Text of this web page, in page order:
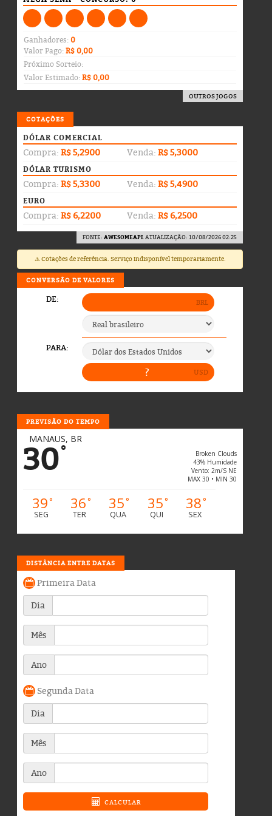
Ganhadores:0
Valor Pago:R$ 0,00
Próximo Sorteio:
Valor Estimado:R$ 0,00
OUTROS JOGOS
COTAÇÕES
DÓLAR COMERCIAL
Compra: R$ 5,2900 Venda: R$ 5,3000
DÓLAR TURISMO
Compra: R$ 5,3300 Venda: R$ 5,4900
EURO
Compra: R$ 6,2200 Venda: R$ 6,2500
FONTE: AWESOMEAPI. ATUALIZAÇÃO: 10/08/2026 02:25
⚠️ Cotações de referência. Serviço indisponível temporariamente.
CONVERSÃO DE VALORES
PREVISÃO DO TEMPO
MANAUS, BR
30°
Broken Clouds
43% Humidade
Vento: 2m/s NE
MAX 30 • MIN 30
39°
SEG
36°
TER
35°
QUA
35°
QUI
38°
SEX
DISTÂNCIA ENTRE DATAS